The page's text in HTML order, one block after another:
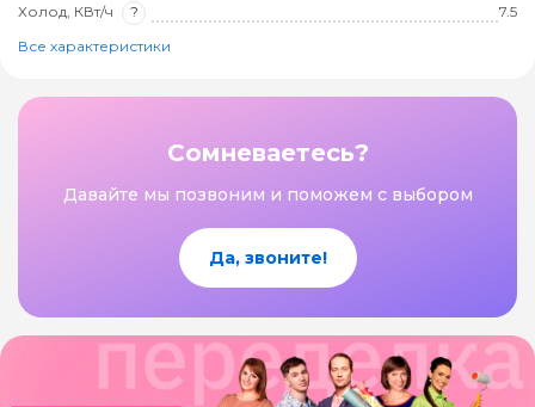
Холод, КВт/ч ?
7.5
Все характеристики
Сомневаетесь?
Давайте мы позвоним и поможем с выбором
Да, звоните!